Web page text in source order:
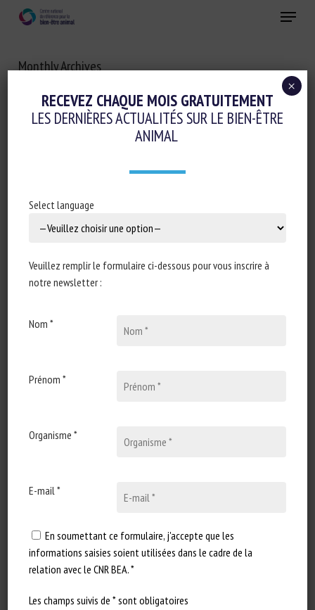
content
Menu
Monthly Archives
Parlement européen :
E-003334/21 : Equivalence
of veterinary medicines for
Type de document : Réponse
Eleonora…
RECEVEZ CHAQUE MOIS GRATUITEMENT
LES DERNIÈRES ACTUALITÉS SUR LE BIEN-ÊTRE
ANIMAL
Select language
Veuillez remplir le formulaire ci-dessous pour vous inscrire à
notre newsletter :
Nom *
Prénom *
Organisme *
E-mail *
En soumettant ce formulaire, j'accepte que les
informations saisies soient utilisées dans le cadre de la
relation avec le CNR BEA. *
Les champs suivis de * sont obligatoires
×